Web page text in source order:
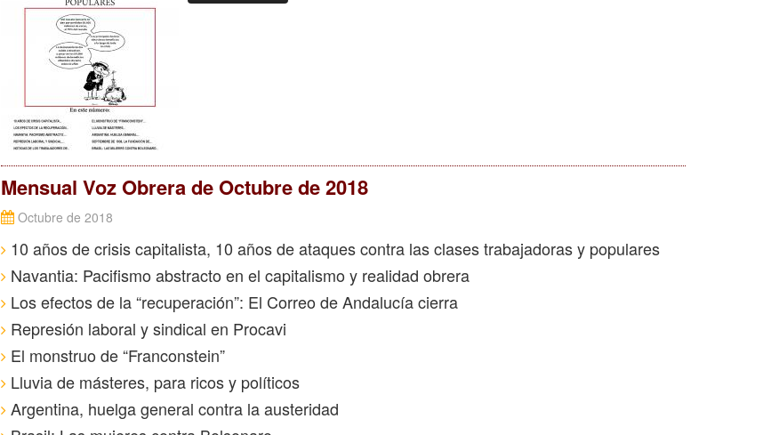
Mensual Voz Obrera de Octubre de 2018
Octubre de 2018
10 años de crisis capitalista, 10 años de ataques contra las clases trabajadoras y populares
Navantia: Pacifismo abstracto en el capitalismo y realidad obrera
Los efectos de la “recuperación”: El Correo de Andalucía cierra
Represión laboral y sindical en Procavi
El monstruo de “Franconstein”
Lluvia de másteres, para ricos y políticos
Argentina, huelga general contra la austeridad